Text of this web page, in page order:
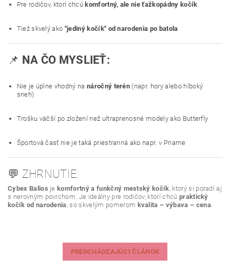
Pre rodičov, ktorí chcú komfortný, ale nie ťažkopádny kočík
Tiež skvelý ako "jediný kočík" od narodenia po batola
📌 NA ČO MYSLIEŤ:
Nie je úplne vhodný na náročný terén (napr. hory alebo hlboký
sneh)
Trošku väčší po zložení než ultraprenosné modely ako Butterfly
Športová časť nie je taká priestranná ako napr. v Priame
💬 ZHRNUTIE:
Cybex Balios je komfortný a funkčný mestský kočík, ktorý si poradí aj
s nerovným povrchom. Je ideálny pre rodičov, ktorí chcú praktický
kočík od narodenia, so skvelým pomerom kvalita – výbava – cena.
PREDCHÁDZAJÚCI ČLÁNOK